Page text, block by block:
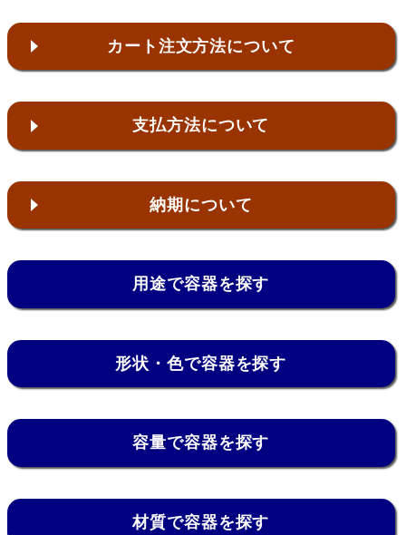
カート注文方法について
支払方法について
納期について
用途で容器を探す
形状・色で容器を探す
容量で容器を探す
材質で容器を探す